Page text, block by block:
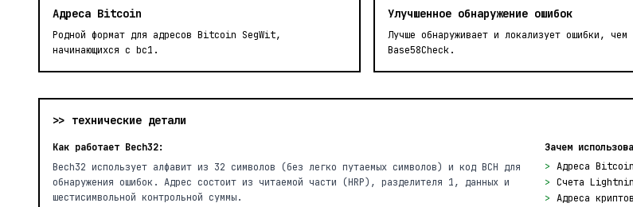
Адреса Bitcoin
Родной формат для адресов Bitcoin SegWit,
начинающихся с bc1.
Улучшенное обнаружение ошибок
Лучше обнаруживает и локализует ошибки, чем
Base58Check.
>> технические детали
Как работает Bech32:
Bech32 использует алфавит из 32 символов (без легко путаемых символов) и код BCH для
обнаружения ошибок. Адрес состоит из читаемой части (HRP), разделителя 1, данных и
шестисимвольной контрольной суммы.
Зачем
> Адреса
> Счета
> Адреса